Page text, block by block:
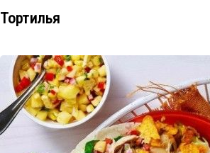
Тортилья